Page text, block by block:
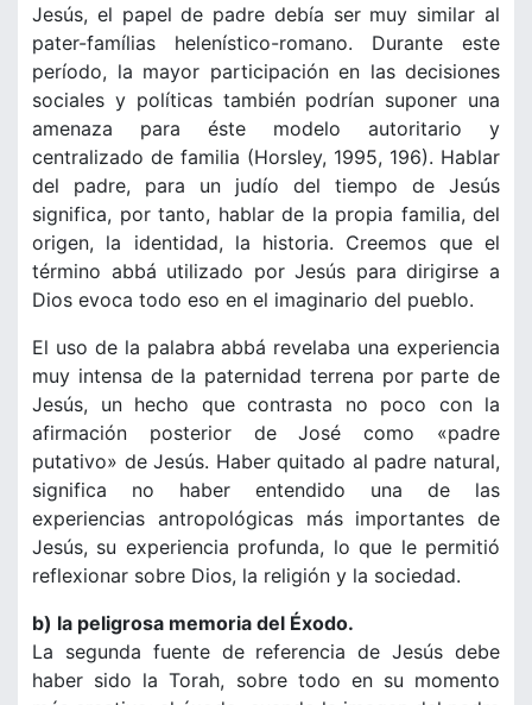
Jesús, el papel de padre debía ser muy similar al
pater-famílias helenístico-romano. Durante este
período, la mayor participación en las decisiones
sociales y políticas también podrían suponer una
amenaza para éste modelo autoritario y
centralizado de familia (Horsley, 1995, 196). Hablar
del padre, para un judío del tiempo de Jesús
significa, por tanto, hablar de la propia familia, del
origen, la identidad, la historia. Creemos que el
término abbá utilizado por Jesús para dirigirse a
Dios evoca todo eso en el imaginario del pueblo.
El uso de la palabra abbá revelaba una experiencia
muy intensa de la paternidad terrena por parte de
Jesús, un hecho que contrasta no poco con la
afirmación posterior de José como «padre
putativo» de Jesús. Haber quitado al padre natural,
significa no haber entendido una de las
experiencias antropológicas más importantes de
Jesús, su experiencia profunda, lo que le permitió
reflexionar sobre Dios, la religión y la sociedad.
b) la peligrosa memoria del Éxodo.
La segunda fuente de referencia de Jesús debe
haber sido la Torah, sobre todo en su momento